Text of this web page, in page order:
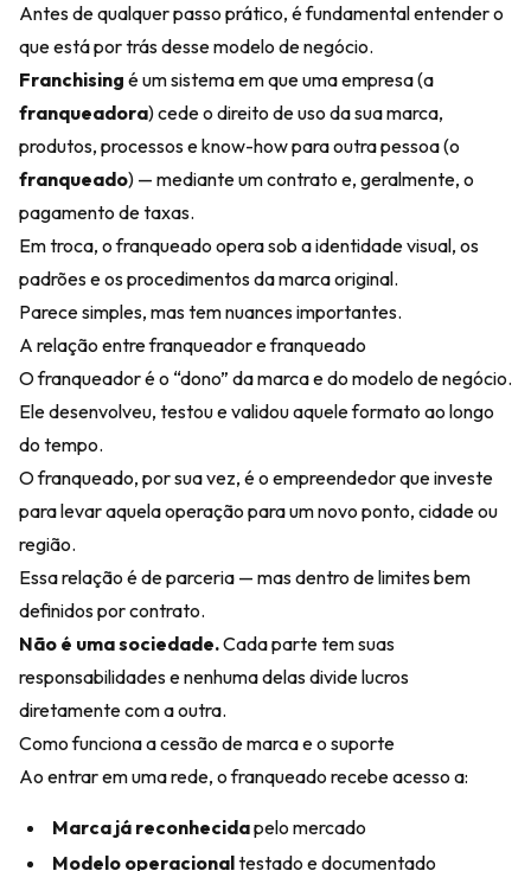
Antes de qualquer passo prático, é fundamental entender o
que está por trás desse modelo de negócio.
Franchising é um sistema em que uma empresa (a
franqueadora) cede o direito de uso da sua marca,
produtos, processos e know-how para outra pessoa (o
franqueado) — mediante um contrato e, geralmente, o
pagamento de taxas.
Em troca, o franqueado opera sob a identidade visual, os
padrões e os procedimentos da marca original.
Parece simples, mas tem nuances importantes.
A relação entre franqueador e franqueado
O franqueador é o “dono” da marca e do modelo de negócio.
Ele desenvolveu, testou e validou aquele formato ao longo
do tempo.
O franqueado, por sua vez, é o empreendedor que investe
para levar aquela operação para um novo ponto, cidade ou
região.
Essa relação é de parceria — mas dentro de limites bem
definidos por contrato.
Não é uma sociedade.Cada parte tem suas
responsabilidades e nenhuma delas divide lucros
diretamente com a outra.
Como funciona a cessão de marca e o suporte
Ao entrar em uma rede, o franqueado recebe acesso a:
Marca já reconhecidapelo mercado
Modelo operacionaltestado e documentado